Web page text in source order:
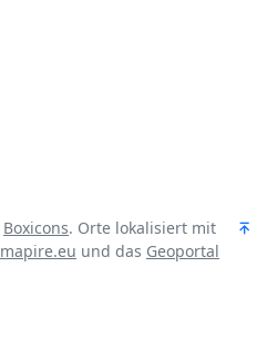
Boxicons. Orte lokalisiert mit
mapire.eu und das Geoportal